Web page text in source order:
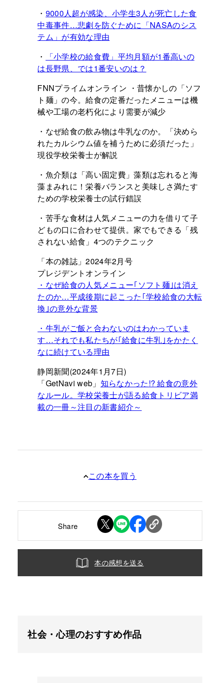
・ 9000人超が感染、小学生3人が死亡した食
中毒事件…悲劇を防ぐために「NASAのシス
テム」が有効な理由
・
「小学校の給食費」平均月額が1番高いの
は長野県、では1番安いのは？
FNNプライムオンライン ・昔懐かしの「ソフ
ト麺」の今。給食の定番だったメニューは機
械や工場の老朽化により需要が減少
・なぜ給食の飲み物は牛乳なのか。「決めら
れたカルシウム値を補うために必須だった」
現役学校栄養士が解説
・魚介類は「高い固定費」藻類は忘れると海
藻まみれに！栄養バランスと美味しさ満たす
ための学校栄養士の試行錯誤
・苦手な食材は人気メニューの力を借りて子
どもの口に合わせて提供。家でもできる「残
されない給食」4つのテクニック
「本の雑誌」2024年2月号
プレジデントオンライン
・なぜ給食の人気メニュー｢ソフト麺｣は消え
たのか…平成後期に起こった｢学校給食の大転
換｣の意外な背景
・牛乳がご飯と合わないのはわかっていま
す…それでも私たちが｢給食に牛乳｣をかたく
なに続けている理由
静岡新聞(2024年1月7日)
「GetNavi web」 知らなかった!? 給食の意外
なルール。学校栄養士が語る給食トリビア満
載の一冊～注目の新書紹介～
この本を買う
Share
本の感想を送る
社会・心理のおすすめ作品